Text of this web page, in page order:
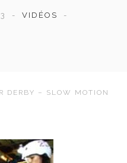
VIDÉOS
DERBY – SLOW MOTION